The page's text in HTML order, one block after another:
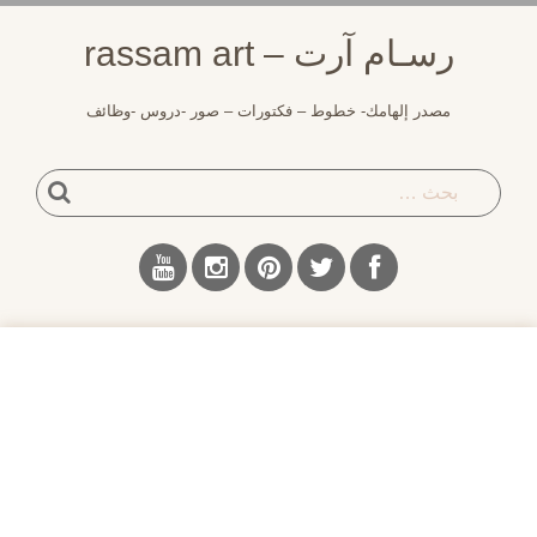
رسـام آرت – rassam art
مصدر إلهامك- خطوط – فكتورات – صور -دروس -وظائف